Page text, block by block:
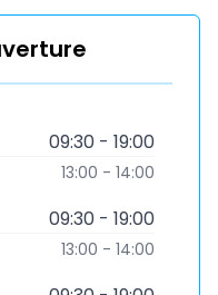
09:30 - 19:00
13:00 - 14:00
09:30 - 19:00
13:00 - 14:00